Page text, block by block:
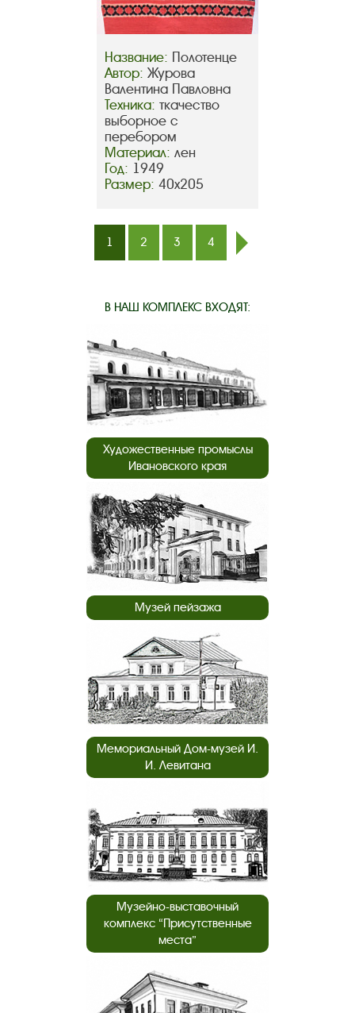
Название: Полотенце
Автор: Журова
Валентина Павловна
Техника: ткачество
выборное с
перебором
Материал: лен
Год: 1949
Размер: 40х205
1 2 3
4
В НАШ КОМПЛЕКС ВХОДЯТ:
Художественные промыслы
Ивановского края
Музей пейзажа
Мемориальный Дом-музей И.
И. Левитана
Музейно-выставочный
комплекс “Присутственные
места”